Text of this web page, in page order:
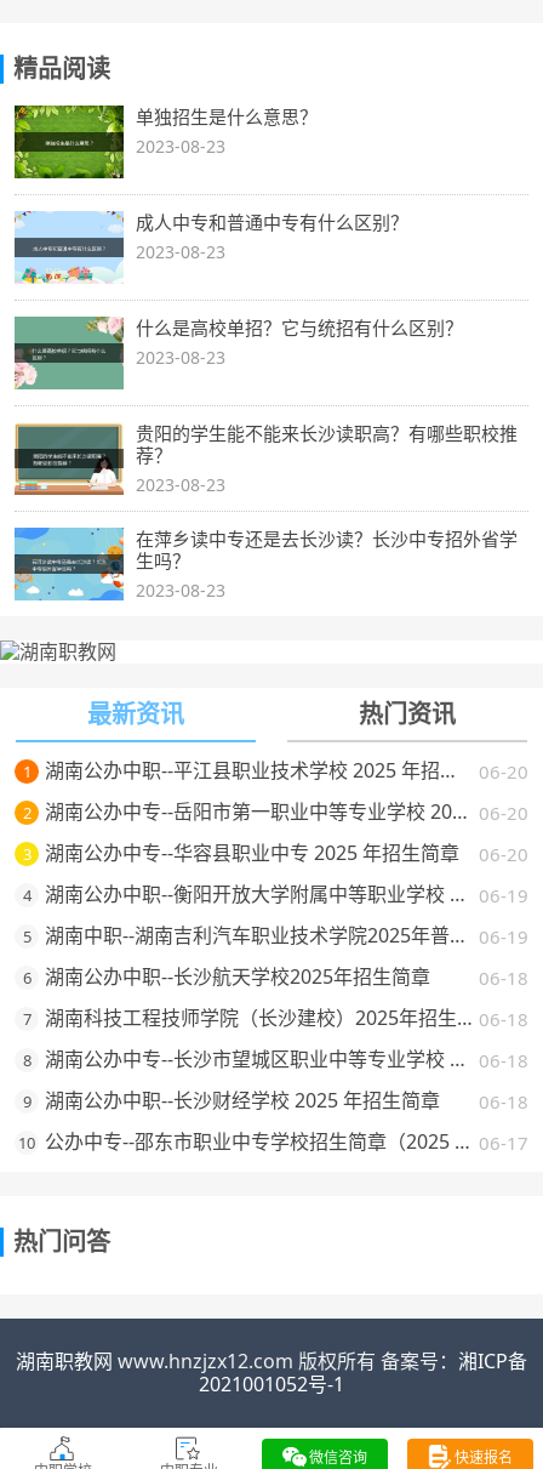
精品阅读
单独招生是什么意思？
2023-08-23
成人中专和普通中专有什么区别？
2023-08-23
什么是高校单招？它与统招有什么区别？
2023-08-23
贵阳的学生能不能来长沙读职高？有哪些职校推
荐？
2023-08-23
在萍乡读中专还是去长沙读？长沙中专招外省学
生吗？
2023-08-23
最新资讯 热门资讯
1 06-20
湖南公办中职--平江县职业技术学校 2025 年招生简章
2 06-20
湖南公办中专--岳阳市第一职业中等专业学校 2025 年招生简章
3 06-20
湖南公办中专--华容县职业中专 2025 年招生简章
4 06-19
湖南公办中职--衡阳开放大学附属中等职业学校 2025 年招生简章
5 06-19
湖南中职--湖南吉利汽车职业技术学院2025年普通高校招生章程
6 06-18
湖南公办中职--长沙航天学校2025年招生简章
7 06-18
湖南科技工程技师学院（长沙建校）2025年招生简章
8 06-18
湖南公办中专--长沙市望城区职业中等专业学校 2025 年招生简章
9 06-18
湖南公办中职--长沙财经学校 2025 年招生简章
10 06-17
公办中专--邵东市职业中专学校招生简章（2025 年）
热门问答
湖南职教网 www.hnzjzx12.com 版权所有 备案号： 湘ICP备
2021001052号-1
微信咨询 快速报名